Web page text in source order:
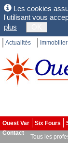
Les cookies
l'utilisant vous
plus
Actualités Immobilier
Ouest Var Six Fours
Contact
Tous les